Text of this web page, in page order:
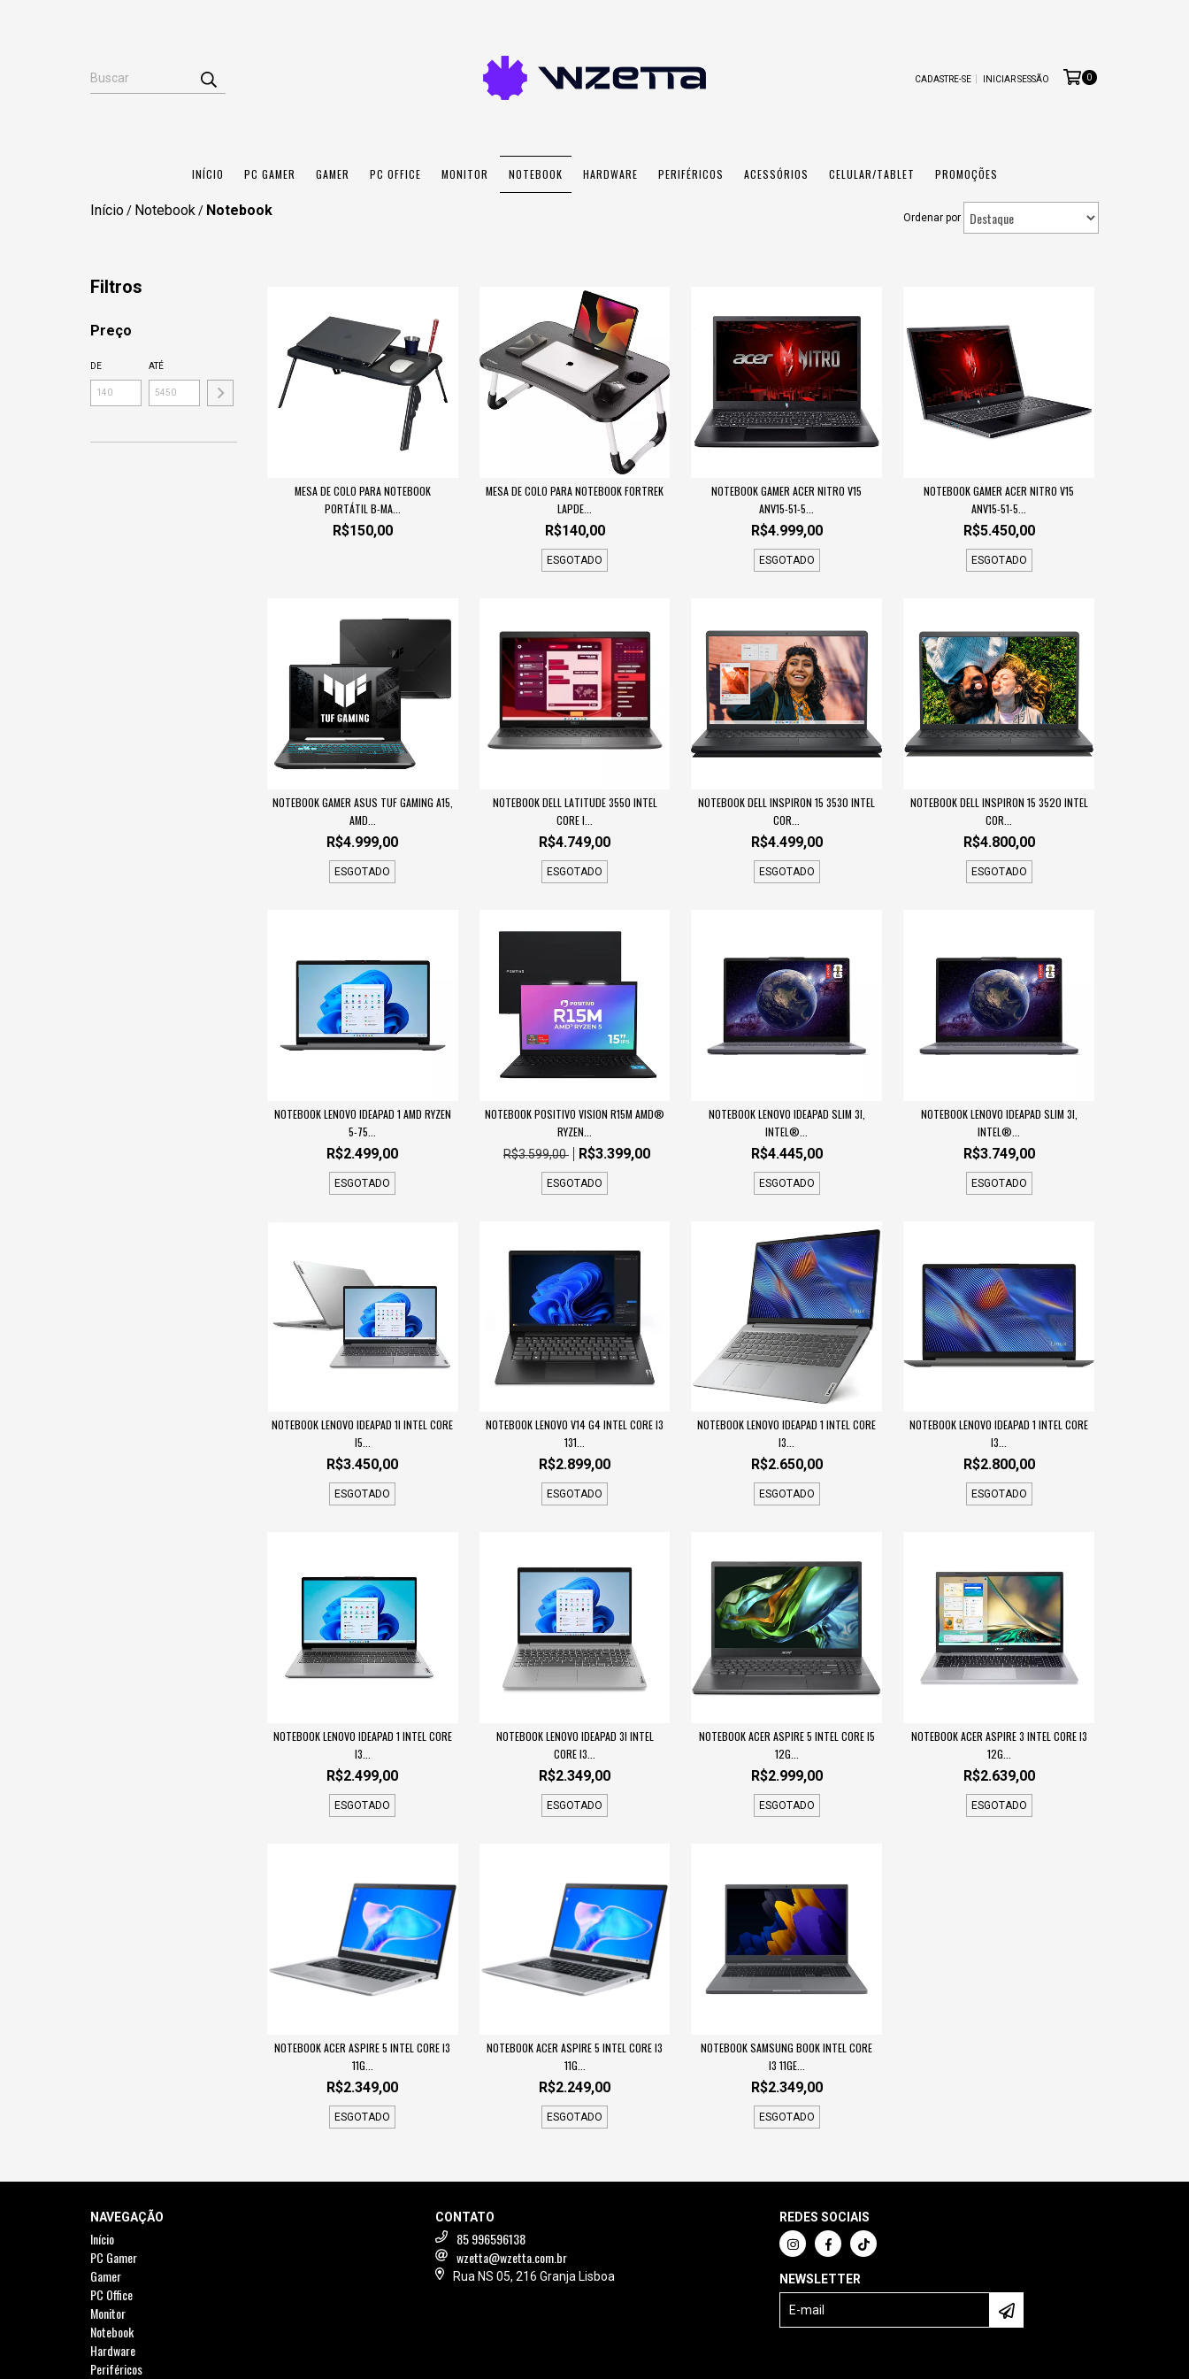
CADASTRE-SE INICIAR SESSÃO 0
INÍCIO PC GAMER GAMER PC OFFICE MONITOR NOTEBOOK HARDWARE PERIFÉRICOS ACESSÓRIOS CELULAR/TABLET PROMOÇÕES
Início/ Notebook/ Notebook Ordenar por
Filtros
Preço
DE ATÉ
MESA DE COLO PARA NOTEBOOK
PORTÁTIL B-MA...
R$150,00
MESA DE COLO PARA NOTEBOOK FORTREK
LAPDE...
R$140,00
ESGOTADO
NOTEBOOK GAMER ACER NITRO V15
ANV15-51-5...
R$4.999,00
ESGOTADO
NOTEBOOK GAMER ACER NITRO V15
ANV15-51-5...
R$5.450,00
ESGOTADO
NOTEBOOK GAMER ASUS TUF GAMING A15,
AMD...
R$4.999,00
ESGOTADO
NOTEBOOK DELL LATITUDE 3550 INTEL
CORE I...
R$4.749,00
ESGOTADO
NOTEBOOK DELL INSPIRON 15 3530 INTEL
COR...
R$4.499,00
ESGOTADO
NOTEBOOK DELL INSPIRON 15 3520 INTEL
COR...
R$4.800,00
ESGOTADO
NOTEBOOK LENOVO IDEAPAD 1 AMD RYZEN
5-75...
R$2.499,00
ESGOTADO
NOTEBOOK POSITIVO VISION R15M AMD®
RYZEN...
R$3.599,00 R$3.399,00
ESGOTADO
NOTEBOOK LENOVO IDEAPAD SLIM 3I,
INTEL®...
R$4.445,00
ESGOTADO
NOTEBOOK LENOVO IDEAPAD SLIM 3I,
INTEL®...
R$3.749,00
ESGOTADO
NOTEBOOK LENOVO IDEAPAD 1I INTEL CORE
I5...
R$3.450,00
ESGOTADO
NOTEBOOK LENOVO V14 G4 INTEL CORE I3
131...
R$2.899,00
ESGOTADO
NOTEBOOK LENOVO IDEAPAD 1 INTEL CORE
I3...
R$2.650,00
ESGOTADO
NOTEBOOK LENOVO IDEAPAD 1 INTEL CORE
I3...
R$2.800,00
ESGOTADO
NOTEBOOK LENOVO IDEAPAD 1 INTEL CORE
I3...
R$2.499,00
ESGOTADO
NOTEBOOK LENOVO IDEAPAD 3I INTEL
CORE I3...
R$2.349,00
ESGOTADO
NOTEBOOK ACER ASPIRE 5 INTEL CORE I5
12G...
R$2.999,00
ESGOTADO
NOTEBOOK ACER ASPIRE 3 INTEL CORE I3
12G...
R$2.639,00
ESGOTADO
NOTEBOOK ACER ASPIRE 5 INTEL CORE I3
11G...
R$2.349,00
ESGOTADO
NOTEBOOK ACER ASPIRE 5 INTEL CORE I3
11G...
R$2.249,00
ESGOTADO
NOTEBOOK SAMSUNG BOOK INTEL CORE
I3 11GE...
R$2.349,00
ESGOTADO
NAVEGAÇÃO
Início
PC Gamer
Gamer
PC Office
Monitor
Notebook
Hardware
Periféricos
CONTATO
85 996596138
wzetta@wzetta.com.br
Rua NS 05, 216 Granja Lisboa
REDES SOCIAIS
NEWSLETTER